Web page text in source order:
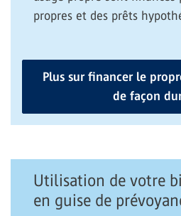
propres et des prêts
Plus sur financer le
de façon
Utilisation de votre
en guise de